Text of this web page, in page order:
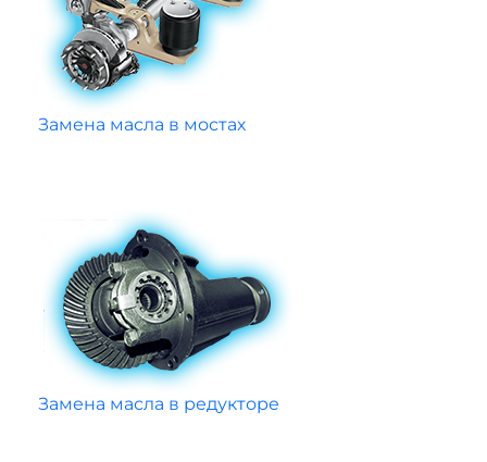
Замена масла в мостах
Замена масла в редукторе